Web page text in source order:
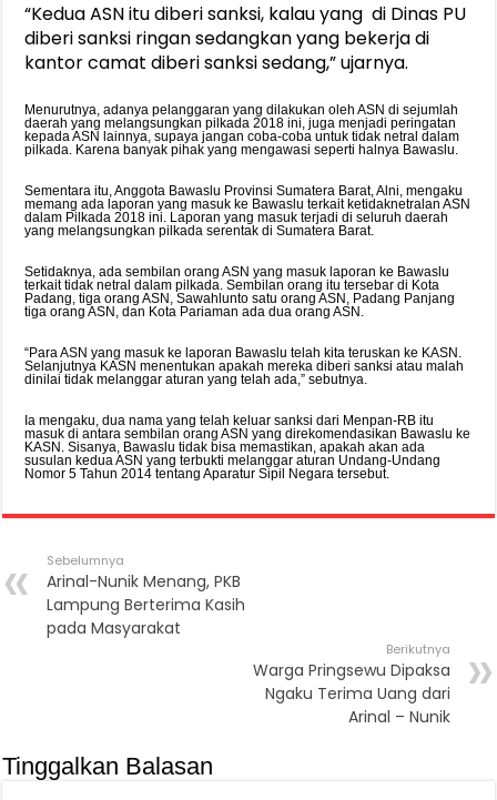
“Kedua ASN itu diberi sanksi, kalau yang di Dinas PU
diberi sanksi ringan sedangkan yang bekerja di
kantor camat diberi sanksi sedang,” ujarnya.
Menurutnya, adanya pelanggaran yang dilakukan oleh ASN di sejumlah
daerah yang melangsungkan pilkada 2018 ini, juga menjadi peringatan
kepada ASN lainnya, supaya jangan coba-coba untuk tidak netral dalam
pilkada. Karena banyak pihak yang mengawasi seperti halnya Bawaslu.
Sementara itu, Anggota Bawaslu Provinsi Sumatera Barat, Alni, mengaku
memang ada laporan yang masuk ke Bawaslu terkait ketidaknetralan ASN
dalam Pilkada 2018 ini. Laporan yang masuk terjadi di seluruh daerah
yang melangsungkan pilkada serentak di Sumatera Barat.
Setidaknya, ada sembilan orang ASN yang masuk laporan ke Bawaslu
terkait tidak netral dalam pilkada. Sembilan orang itu tersebar di Kota
Padang, tiga orang ASN, Sawahlunto satu orang ASN, Padang Panjang
tiga orang ASN, dan Kota Pariaman ada dua orang ASN.
“Para ASN yang masuk ke laporan Bawaslu telah kita teruskan ke KASN.
Selanjutnya KASN menentukan apakah mereka diberi sanksi atau malah
dinilai tidak melanggar aturan yang telah ada,” sebutnya.
Ia mengaku, dua nama yang telah keluar sanksi dari Menpan-RB itu
masuk di antara sembilan orang ASN yang direkomendasikan Bawaslu ke
KASN. Sisanya, Bawaslu tidak bisa memastikan, apakah akan ada
susulan kedua ASN yang terbukti melanggar aturan Undang-Undang
Nomor 5 Tahun 2014 tentang Aparatur Sipil Negara tersebut.
Sebelumnya
Arinal-Nunik Menang, PKB
Lampung Berterima Kasih
pada Masyarakat
Berikutnya
Warga Pringsewu Dipaksa
Ngaku Terima Uang dari
Arinal – Nunik
Tinggalkan Balasan